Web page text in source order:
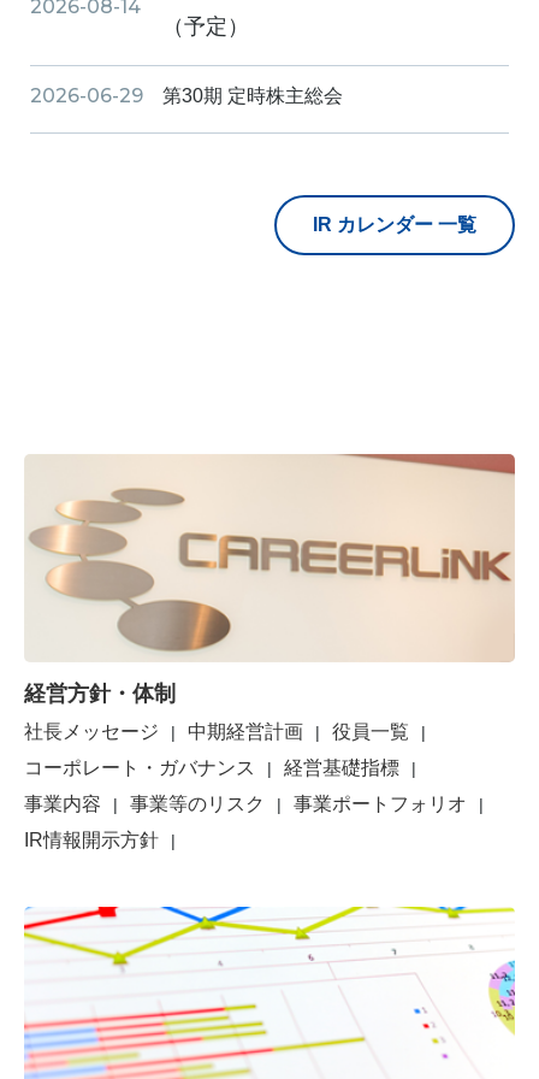
（予定）
2026-08-14
第30期 定時株主総会
2026-06-29
2026年3月期 第2四半期 決算発表
2025-11-14
2026年3月期 第1四半期 決算発表
2025-08-14
第29期 定時株主総会
2025-06-26
2025年3月期 機関投資家向け決算説
明会
2025-05-26
2025年3月期 決算発表
2025-05-14
IR カレンダー 一覧
経営方針・体制
社長メッセージ 中期経営計画
役員一覧
コーポレート・ガバナンス
経営基礎指標
事業内容
事業等のリスク
事業ポートフォリオ
IR情報開示方針